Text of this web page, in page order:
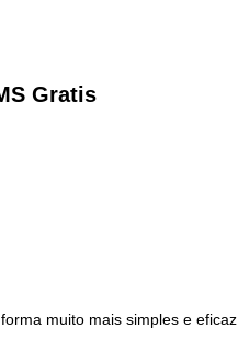
Gratis
muito mais simples e eficaz.